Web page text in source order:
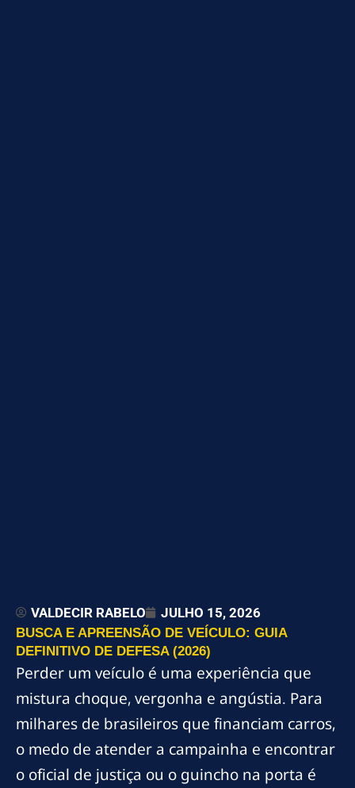
VALDECIR RABELO JULHO 15, 2026
BUSCA E APREENSÃO DE VEÍCULO: GUIA
DEFINITIVO DE DEFESA (2026)
Perder um veículo é uma experiência que
mistura choque, vergonha e angústia. Para
milhares de brasileiros que financiam carros,
o medo de atender a campainha e encontrar
o oficial de justiça ou o guincho na porta é